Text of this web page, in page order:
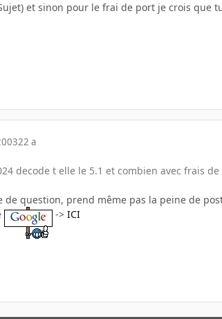
et sinon pour le frai de port je crois
22 a
decode t elle le 5.1 et combien avec frais
de question, prend même pas la peine de
-> ICI